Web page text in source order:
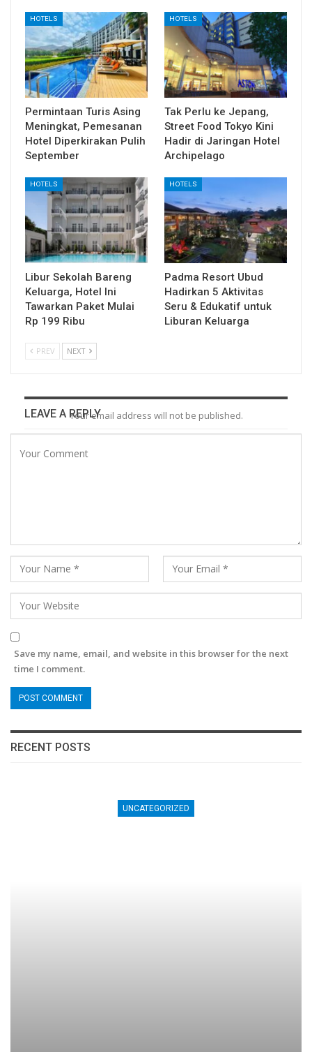
HOTELS
Permintaan Turis Asing
Meningkat, Pemesanan
Hotel Diperkirakan Pulih
September
HOTELS
Tak Perlu ke Jepang,
Street Food Tokyo Kini
Hadir di Jaringan Hotel
Archipelago
HOTELS
Libur Sekolah Bareng
Keluarga, Hotel Ini
Tawarkan Paket Mulai
Rp 199 Ribu
HOTELS
Padma Resort Ubud
Hadirkan 5 Aktivitas
Seru & Edukatif untuk
Liburan Keluarga
PREV NEXT
LEAVE A REPLYYour email address will not be published.
Save my name, email, and website in this browser for the next
time I comment.
RECENT POSTS
UNCATEGORIZED